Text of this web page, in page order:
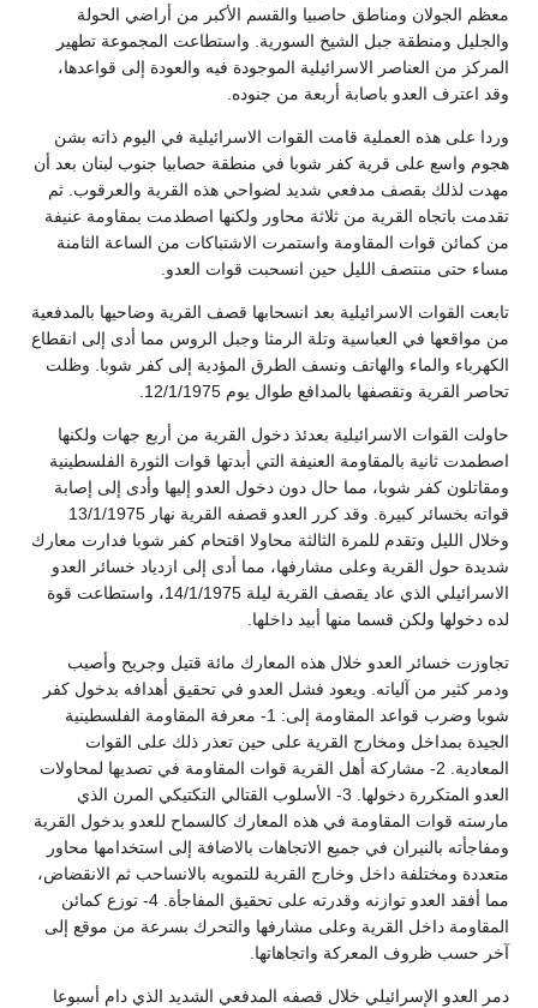
معظم الجولان ومناطق حاصبيا والقسم الأكبر من أراضي الحولة
والجليل ومنطقة جبل الشيخ السورية. واستطاعت المجموعة تطهير
المركز من العناصر الاسرائيلية الموجودة فيه والعودة إلى قواعدها،
وقد اعترف العدو باصابة أربعة من جنوده.
وردا على هذه العملية قامت القوات الاسرائيلية في اليوم ذاته بشن
هجوم واسع على قرية كفر شوبا في منطقة حصابيا جنوب لبنان بعد أن
مهدت لذلك بقصف مدفعي شديد لضواحي هذه القرية والعرقوب. ثم
تقدمت باتجاه القرية من ثلاثة محاور ولكنها اصطدمت بمقاومة عنيفة
من كمائن قوات المقاومة واستمرت الاشتباكات من الساعة الثامنة
مساء حتى منتصف الليل حين انسحبت قوات العدو.
تابعت القوات الاسرائيلية بعد انسحابها قصف القرية وضاحيها بالمدفعية
من مواقعها في العباسية وتلة الرمثا وجبل الروس مما أدى إلى انقطاع
الكهرباء والماء والهاتف ونسف الطرق المؤدية إلى كفر شوبا. وظلت
تحاصر القرية وتقصفها بالمدافع طوال يوم 12/1/1975.
حاولت القوات الاسرائيلية بعدئذ دخول القرية من أربع جهات ولكنها
اصطمدت ثانية بالمقاومة العنيفة التي أبدتها قوات الثورة الفلسطينية
ومقاتلون كفر شوبا، مما حال دون دخول العدو إليها وأدى إلى إصابة
قواته بخسائر كبيرة. وقد كرر العدو قصفه القرية نهار 13/1/1975
وخلال الليل وتقدم للمرة الثالثة محاولا اقتحام كفر شوبا فدارت معارك
شديدة حول القرية وعلى مشارفها، مما أدى إلى ازدياد خسائر العدو
الاسرائيلي الذي عاد يقصف القرية ليلة 14/1/1975، واستطاعت قوة
لده دخولها ولكن قسما منها أبيد داخلها.
تجاوزت خسائر العدو خلال هذه المعارك مائة قتيل وجريح وأصيب
ودمر كثير من آلياته. ويعود فشل العدو في تحقيق أهدافه بدخول كفر
شوبا وضرب قواعد المقاومة إلى: 1- معرفة المقاومة الفلسطينية
الجيدة بمداخل ومخارج القرية على حين تعذر ذلك على القوات
المعادية. 2- مشاركة أهل القرية قوات المقاومة في تصديها لمحاولات
العدو المتكررة دخولها. 3- الأسلوب القتالي التكتيكي المرن الذي
مارسته قوات المقاومة في هذه المعارك كالسماح للعدو بدخول القرية
ومفاجأته بالنيران في جميع الاتجاهات بالاضافة إلى استخدامها محاور
متعددة ومختلفة داخل وخارج القرية للتمويه بالانساحب ثم الانقضاض،
مما أفقد العدو توازنه وقدرته على تحقيق المفاجأة. 4- توزع كمائن
المقاومة داخل القرية وعلى مشارفها والتحرك بسرعة من موقع إلى
آخر حسب ظروف المعركة واتجاهاتها.
دمر العدو الإسرائيلي خلال قصفه المدفعي الشديد الذي دام أسبوعا